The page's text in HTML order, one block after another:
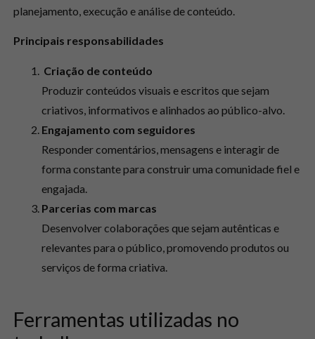
planejamento, execução e análise de conteúdo.
Principais responsabilidades
Criação de conteúdo
Produzir conteúdos visuais e escritos que sejam
criativos, informativos e alinhados ao público-alvo.
Engajamento com seguidores
Responder comentários, mensagens e interagir de
forma constante para construir uma comunidade fiel e
engajada.
Parcerias com marcas
Desenvolver colaborações que sejam autênticas e
relevantes para o público, promovendo produtos ou
serviços de forma criativa.
Ferramentas utilizadas no